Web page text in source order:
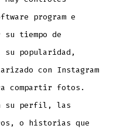
program e
tiempo de
popularidad,
con Instagram
compartir fotos.
su perfil, las
o historias que